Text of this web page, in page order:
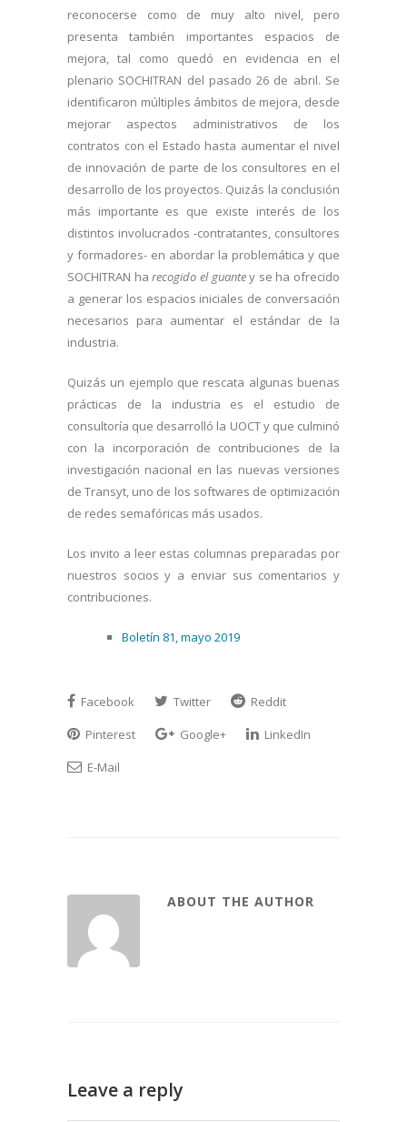
reconocerse como de muy alto nivel, pero
presenta también importantes espacios de
mejora, tal como quedó en evidencia en el
plenario SOCHITRAN del pasado 26 de abril. Se
identificaron múltiples ámbitos de mejora, desde
mejorar aspectos administrativos de los
contratos con el Estado hasta aumentar el nivel
de innovación de parte de los consultores en el
desarrollo de los proyectos. Quizás la conclusión
más importante es que existe interés de los
distintos involucrados -contratantes, consultores
y formadores- en abordar la problemática y que
SOCHITRAN harecogido el guantey se ha ofrecido
a generar los espacios iniciales de conversación
necesarios para aumentar el estándar de la
industria.
Quizás un ejemplo que rescata algunas buenas
prácticas de la industria es el estudio de
consultoría que desarrolló la UOCT y que culminó
con la incorporación de contribuciones de la
investigación nacional en las nuevas versiones
de Transyt, uno de los softwares de optimización
de redes semafóricas más usados.
Los invito a leer estas columnas preparadas por
nuestros socios y a enviar sus comentarios y
contribuciones.
Boletín 81, mayo 2019
Facebook Twitter
Reddit
Pinterest
Google+
LinkedIn
E-Mail
ABOUT THE AUTHOR
Leave a reply